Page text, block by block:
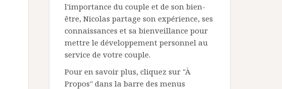
l'importance du couple et de son bien-
être, Nicolas partage son expérience, ses
connaissances et sa bienveillance pour
mettre le développement personnel au
service de votre couple.
Pour en savoir plus, cliquez sur "À
Propos" dans la barre des menus